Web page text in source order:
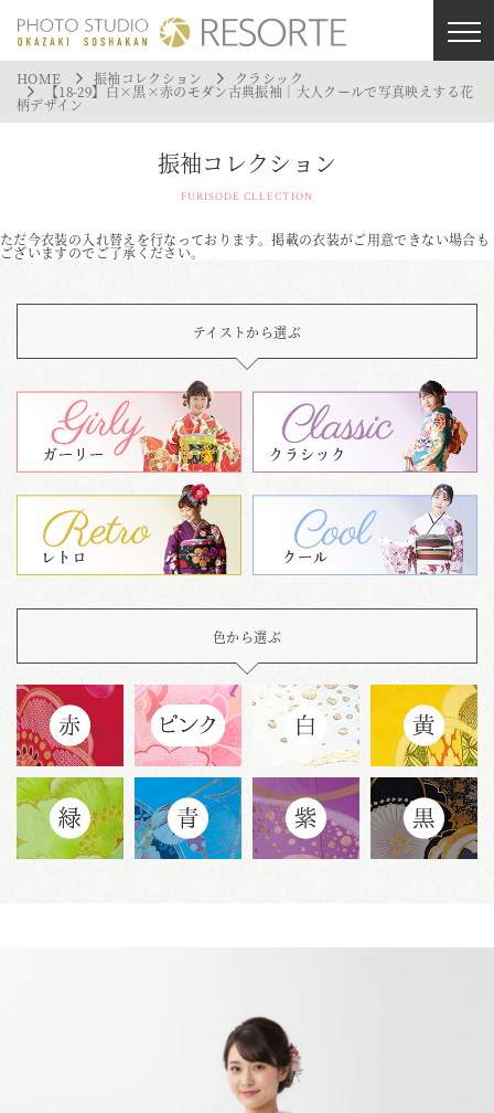
HOME 振袖コレクション クラシック
【18-29】白×黒×赤のモダン古典振袖｜大人クールで写真映えする花
柄デザイン
振袖コレクション
FURISODE CLLECTION
ただ今衣装の入れ替えを行なっております。掲載の衣装がご用意できない場合も
ございますのでご了承ください。
テイストから選ぶ
色から選ぶ